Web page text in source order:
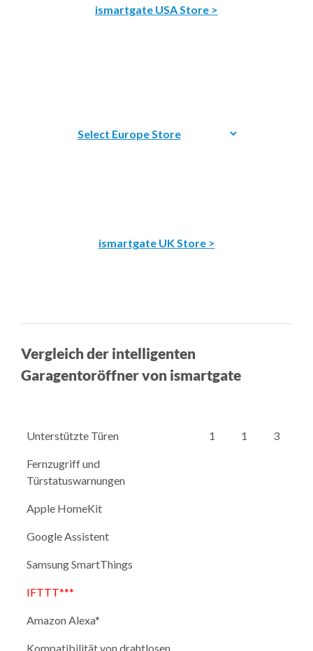
ismartgate USA Store >
ismartgate UK Store >
Vergleich der intelligenten
Garagentoröffner von ismartgate
Unterstützte Türen 1 1 3
Fernzugriff und
Türstatuswarnungen
Apple HomeKit
Google Assistent
Samsung SmartThings
IFTTT***
Amazon Alexa*
Kompatibilität von drahtlosen